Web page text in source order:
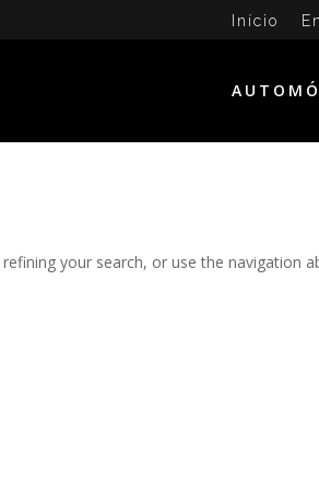
Início
your search, or use the navigation